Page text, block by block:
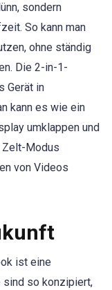
sondern
So kann man
ohne ständig
Die 2-in-1-
Gerät in
kann es wie ein
umklappen und
Zelt-Modus
von Videos
ist eine
sind so konzipiert,